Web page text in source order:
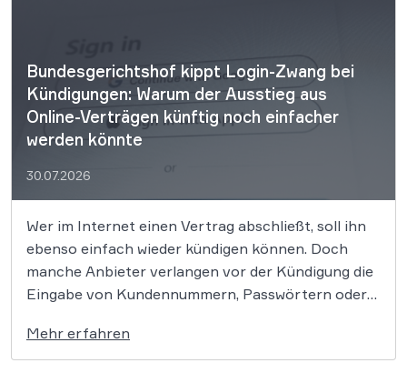
Bundesgerichtshof kippt Login-Zwang bei
Kündigungen: Warum der Ausstieg aus
Online-Verträgen künftig noch einfacher
werden könnte
30.07.2026
Wer im Internet einen Vertrag abschließt, soll ihn
ebenso einfach wieder kündigen können. Doch
manche Anbieter verlangen vor der Kündigung die
Eingabe von Kundennummern, Passwörtern oder
zwei Grundsatzverfahren, ob diese Praxis gegen
die gesetzlichen Vorgaben zum Kündigungsbutton
Mehr erfahren